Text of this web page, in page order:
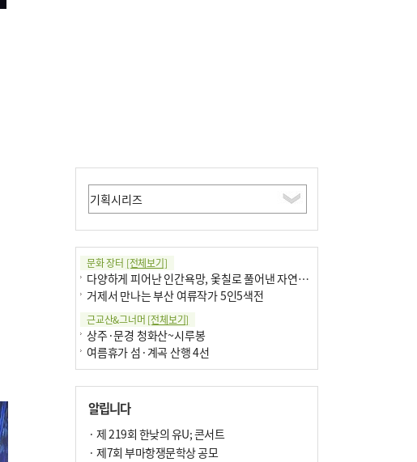
문화 장터 [전체보기]
다양하게 피어난 인간욕망, 옻칠로 풀어낸 자연의 이치
거제서 만나는 부산 여류작가 5인5색전
근교산&그너머 [전체보기]
상주·문경 청화산~시루봉
여름휴가 섬·계곡 산행 4선
알립니다
· 제 219회 한낮의 유U; 콘서트
· 제7회 부마항쟁문학상 공모